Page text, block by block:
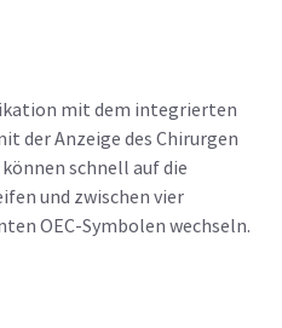
mit dem integrierten
der Anzeige des Chirurgen
schnell auf die
und zwischen vier
OEC-Symbolen wechseln.